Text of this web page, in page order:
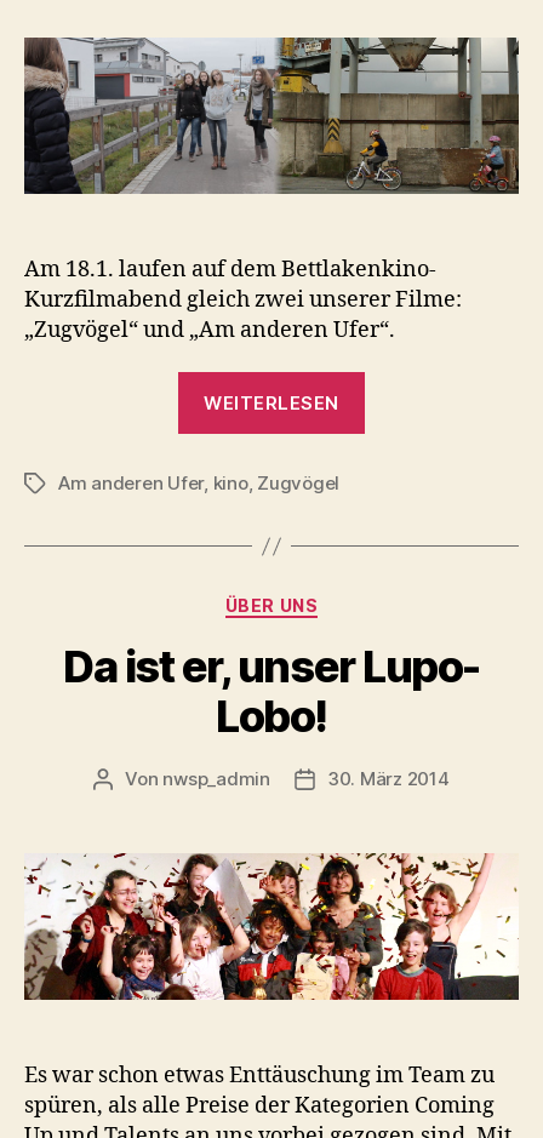
Am 18.1. laufen auf dem Bettlakenkino-
Kurzfilmabend gleich zwei unserer Filme:
„Zugvögel“ und „Am anderen Ufer“.
WEITERLESEN
Schlagwörter
Am anderen Ufer, kino, Zugvögel
Kategorien
ÜBER UNS
Da ist er, unser Lupo-
Lobo!
Beitragsautor
Von nwsp_admin Beitragsdatum
30. März 2014
Es war schon etwas Enttäuschung im Team zu
spüren, als alle Preise der Kategorien Coming